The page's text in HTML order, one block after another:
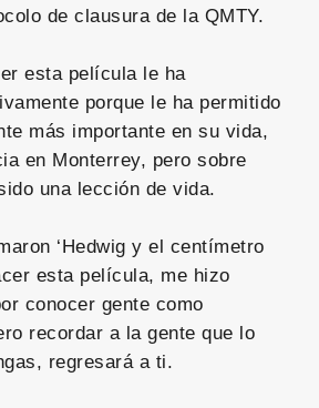
de clausura de la QMTY.
esta película le ha
porque le ha permitido
más importante en su vida,
en Monterrey, pero sobre
una lección de vida.
‘Hedwig y el centímetro
esta película, me hizo
conocer gente como
recordar a la gente que lo
regresará a ti.